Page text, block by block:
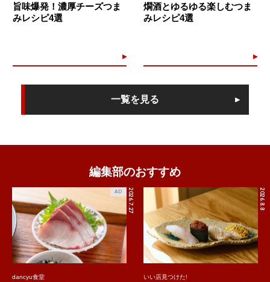
旨味爆発！濃厚チーズつま
みレシピ4選
燗酒とゆるゆる楽しむつま
みレシピ4選
一覧を見る
編集部のおすすめ
2026.7.27
AD
dancyu食堂
2026.8.8
いい店見つけた!